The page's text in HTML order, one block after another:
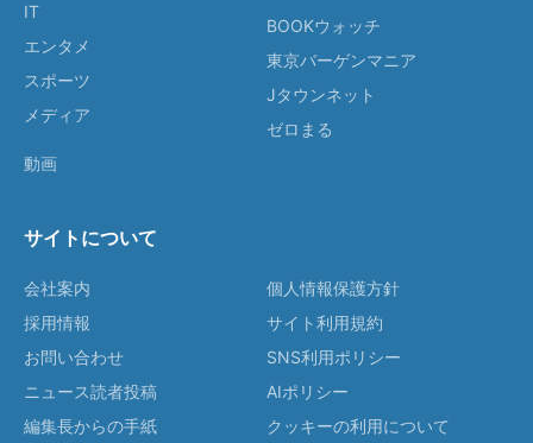
IT
エンタメ
スポーツ
メディア
動画
BOOKウォッチ
東京バーゲンマニア
Jタウンネット
ゼロまる
サイトについて
会社案内
採用情報
お問い合わせ
ニュース読者投稿
編集長からの手紙
個人情報保護方針
サイト利用規約
SNS利用ポリシー
AIポリシー
クッキーの利用について